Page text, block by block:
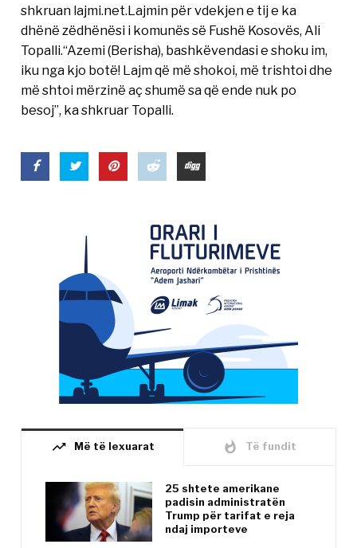
shkruan lajmi.net.Lajmin për vdekjen e tij e ka
dhënë zëdhënësi i komunës së Fushë Kosovës, Ali
Topalli.“Azemi (Berisha), bashkëvendasi e shoku im,
iku nga kjo botë! Lajm që më shokoi, më trishtoi dhe
më shtoi mërzinë aç shumë sa që ende nuk po
besoj”, ka shkruar Topalli.
trending_up Më të lexuarat whatshot Të fundit
25 shtete amerikane
padisin administratën
Trump për tarifat e reja
ndaj importeve